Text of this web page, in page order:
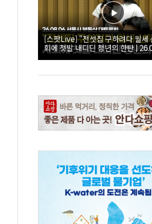
[스팟Live] "전셋집 구하려다 월세
회에 첫발 내디딘 청년의 한탄 |
시 부동산 대토론회